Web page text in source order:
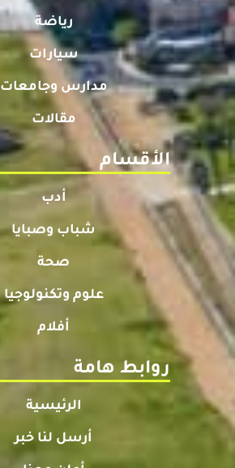
رياضة
سيارات
مدارس وجامعات
مقالات
الأقسام
أدب
شباب وصبايا
صحة
علوم وتكنولوجيا
أفلام
روابط هامة
الرئيسية
أرسل لنا خبر